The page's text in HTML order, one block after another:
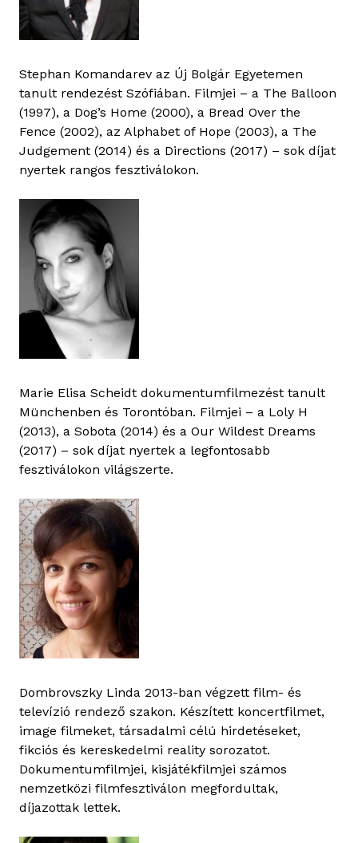
Stephan Komandarev az Új Bolgár Egyetemen
tanult rendezést Szófiában. Filmjei – a The Balloon
(1997), a Dog’s Home (2000), a Bread Over the
Fence (2002), az Alphabet of Hope (2003), a The
Judgement (2014) és a Directions (2017) – sok díjat
nyertek rangos fesztiválokon.
Marie Elisa Scheidt dokumentumfilmezést tanult
Münchenben és Torontóban. Filmjei – a Loly H
(2013), a Sobota (2014) és a Our Wildest Dreams
(2017) – sok díjat nyertek a legfontosabb
fesztiválokon világszerte.
Dombrovszky Linda 2013-ban végzett film- és
televízió rendező szakon. Készített koncertfilmet,
image filmeket, társadalmi célú hirdetéseket,
fikciós és kereskedelmi reality sorozatot.
Dokumentumfilmjei, kisjátékfilmjei számos
nemzetközi filmfesztiválon megfordultak,
díjazottak lettek.